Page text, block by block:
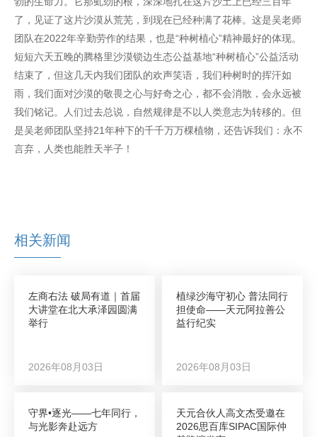
了，见证了这片沙漠从荒芜，到现在已经种满了花棒。这是吴老师
团队在2022年辛勤劳作的结果，也是“种树植心”精神最好的体现。
短短六天五晚的腾格里沙漠锁边生态公益基地“种树植心”公益活动
结束了，但这几天内我们团队的欢声笑语，我们种树时的挥汗如
雨，我们面对沙漠的敬畏之心与好奇之心，都不会消散，会永远被
我们铭记。人们过去总说，自然规律是不以人类意志为转移的。但
是吴老师团队坚持21年种下的千千万万棵植物，还告诉我们：永不
言弃，人类也能胜天半子！
相关新闻
左商右法 破局有道｜首届
大讲堂在北大承泽园圆满
举行
2026年08月03日
植绿沙海守初心 普法同行
担使命——天元阿拉善公
益行纪实
2026年08月03日
守界•逐光——七年同行，
与光影奔赴远方
天元合伙人高文杰受邀在
2026思百库SIPAC国际仲